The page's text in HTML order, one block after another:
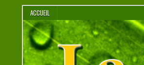
ACCUEIL